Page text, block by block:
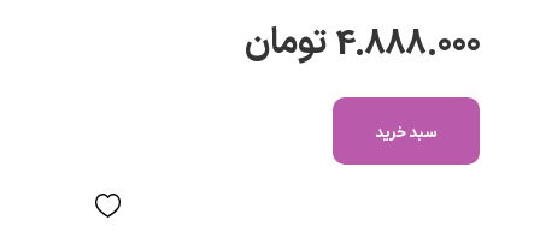
4.888.000تومان
سبد خرید